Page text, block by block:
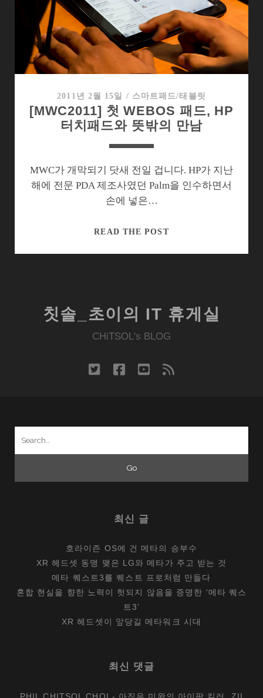
장
시
킬
HP
2011년 2월 15일
/ 스마트패드/태블릿
[MWC2011] 첫 WEBOS 패드, HP
터치패드와 뜻밖의 만남
MWC가 개막되기 닷새 전일 겁니다. HP가 지난
해에 전문 PDA 제조사였던 Palm을 인수하면서
손에 넣은…
READ THE POST[MWC2011]
터
치
와
칫솔_초이의 IT 휴게실
CHiTSOL's BLOG
twitterfacebook
youtube
rss
최신 글
호라이즌 OS에 건 메타의 승부수
XR 헤드셋 동맹 맺은 LG와 메타가 주고 받는 것
메타 퀘스트3를 퀘스트 프로처럼 만들다
혼합 현실을 향한 노력이 헛되지 않음을 증명한 ‘메타 퀘스
트3’
XR 헤드셋이 앞당길 메타워크 시대
최신 댓글